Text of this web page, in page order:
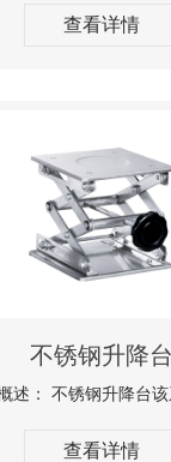
查看详情
不锈钢升降
查看详情